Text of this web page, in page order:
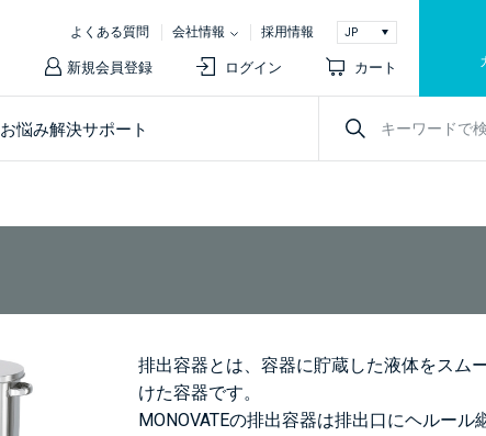
よくある質問 会社情報 採用情報
新規会員登録 ログイン カート
お悩み解決サポート
排出容器とは、容器に貯蔵した液体をスム
けた容器です。
MONOVATEの排出容器は排出口にヘルー